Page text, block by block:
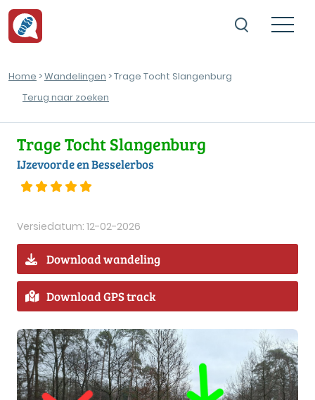
Home >Wandelingen > Trage Tocht Slangenburg
Terug naar zoeken
Trage Tocht Slangenburg
IJzevoorde en Besselerbos
Versiedatum: 12-02-2026
Download wandeling
Download GPS track